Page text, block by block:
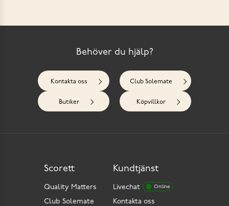
Behöver du hjälp?
Kontakta oss Club Solemate
Butiker Köpvillkor
Kundtjänst
Livechat Online
Kontakta oss
Scorett
Quality Matters
Club Solemate